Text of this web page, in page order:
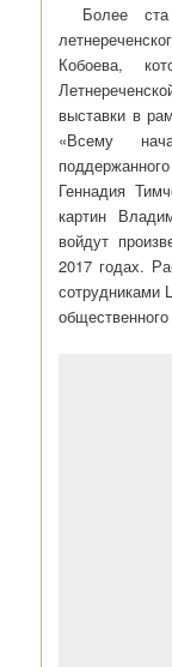
Более
Кобоева,
выставки в
«Всему
поддержанного
Геннадия
картин
войдут
2017 годах.
сотрудниками